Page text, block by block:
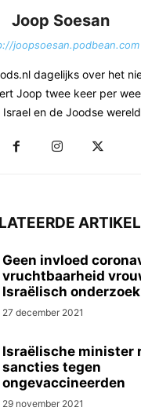
Joop Soesan
joopsoesan.podbean.com
dagelijks over het
Joop twee keer per
Israel en de Joodse
Geen invloed
vruchtbaarheid
Israëlisch onderzoek
27 december 2021
Israëlische minister
sancties tegen
ongevaccineerden
29 november 2021